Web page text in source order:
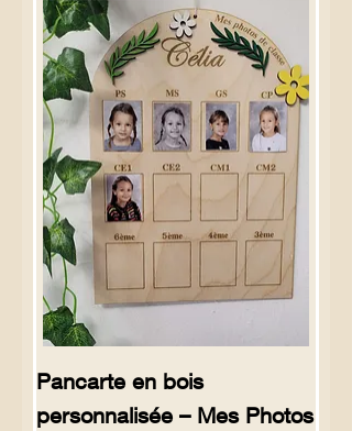
Pancarte en bois
personnalisée – Mes Photos